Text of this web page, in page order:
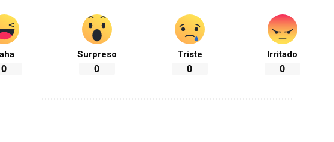
0
Surpreso
0
Triste
0
Irritado
0